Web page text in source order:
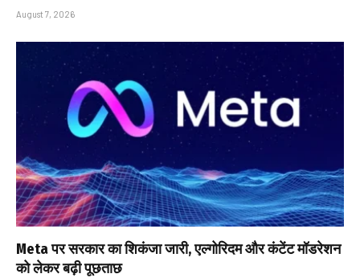
August 7, 2026
Meta पर सरकार का शिकंजा जारी, एल्गोरिदम और कंटेंट मॉडरेशन
को लेकर बढ़ी पूछताछ